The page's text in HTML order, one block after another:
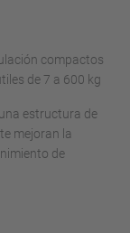
compactos
de 7 a 600 kg
estructura de
mejoran la
de